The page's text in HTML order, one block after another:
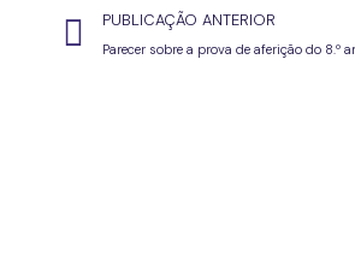
PUBLICAÇÃO ANTERIOR
Parecer sobre a prova de aferição do 8.º